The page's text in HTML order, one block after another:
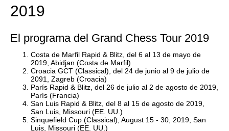
2019
El programa del Grand Chess Tour 2019
Costa de Marfil Rapid & Blitz, del 6 al 13 de mayo de
2019, Abidjan (Costa de Marfil)
Croacia GCT (Classical), del 24 de junio al 9 de julio de
2091, Zagreb (Croacia)
París Rapid & Blitz, del 26 de julio al 2 de agosto de 2019,
París (Francia)
San Luis Rapid & Blitz, del 8 al 15 de agosto de 2019,
San Luis, Missouri (EE. UU.)
Sinquefield Cup (Classical), August 15 - 30, 2019, San
Luis, Missouri (EE. UU.)